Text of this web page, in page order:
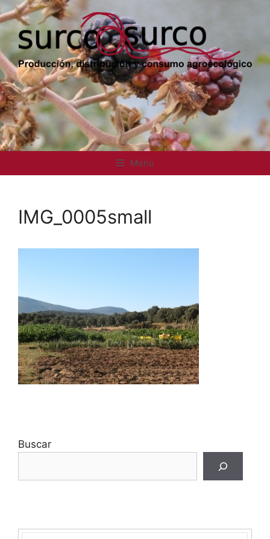
Saltar
al
contenido
Menú
IMG_0005small
Buscar